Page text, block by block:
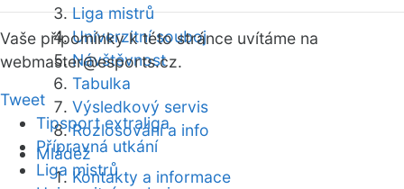
Liga mistrů
Univerzitní souboj
Návštěvnost
Tabulka
Výsledkový servis
Rozlosování a info
Mládež
Kontakty a informace
Vaše připomínky k této stránce uvítáme na
webmaster@esports.cz.
Tweet
Tipsport extraliga
Přípravná utkání
Liga mistrů